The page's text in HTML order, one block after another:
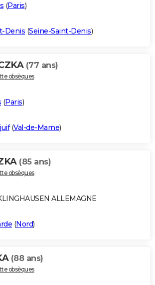
(Paris)
Denis (Seine-Saint-Denis)
(77 ans)
obsèques
(Paris)
(Val-de-Marne)
(85 ans)
obsèques
ALLEMAGNE
(Nord)
(88 ans)
obsèques